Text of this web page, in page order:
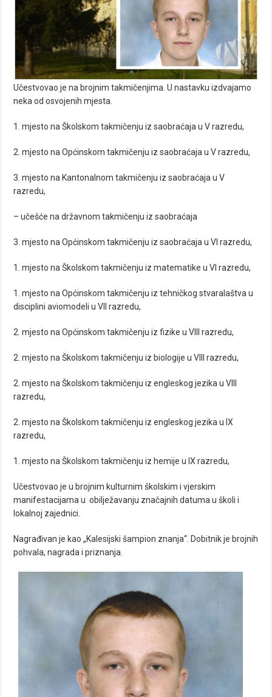
Učestvovao je na brojnim takmičenjima. U nastavku izdvajamo
neka od osvojenih mjesta.
1. mjesto na Školskom takmičenju iz saobraćaja u V razredu,
2. mjesto na Općinskom takmičenju iz saobraćaja u V razredu,
3. mjesto na Kantonalnom takmičenju iz saobraćaja u V
razredu,
– učešće na državnom takmičenju iz saobraćaja
3. mjesto na Općinskom takmičenju iz saobraćaja u VI razredu,
1. mjesto na Školskom takmičenju iz matematike u VI razredu,
1. mjesto na Općinskom takmičenju iz tehničkog stvaralaštva u
disciplini aviomodeli u VII razredu,
2. mjesto na Općinskom takmičenju iz fizike u VIII razredu,
2. mjesto na Školskom takmičenju iz biologije u VIII razredu,
2. mjesto na Školskom takmičenju iz engleskog jezika u VIII
razredu,
2. mjesto na Školskom takmičenju iz engleskog jezika u IX
razredu,
1. mjesto na Školskom takmičenju iz hemije u IX razredu,
Učestvovao je u brojnim kulturnim školskim i vjerskim
manifestacijama u obilježavanju značajnih datuma u školi i
lokalnoj zajednici.
Nagrađivan je kao „Kalesijski šampion znanja“. Dobitnik je brojnih
pohvala, nagrada i priznanja.